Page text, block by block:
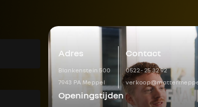
Adres
Blankenstein 500
7943 PA Meppel
Contact
0522 - 25 32 92
Openingstijden